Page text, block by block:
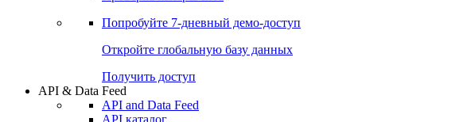
Попробуйте 7-дневный демо-доступ
Откройте глобальную базу данных
Получить доступ
API & Data Feed
API and Data Feed